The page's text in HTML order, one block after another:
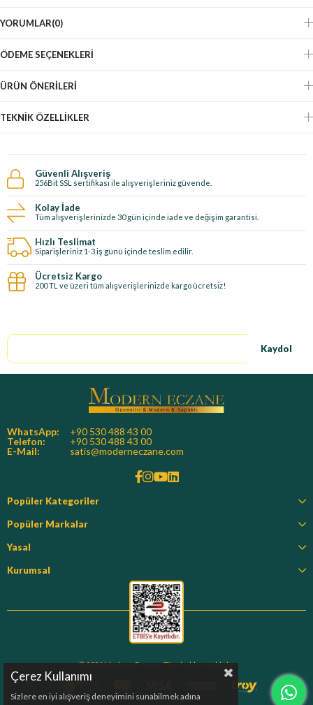
YORUMLAR(0)
ÖDEME SEÇENEKLERI
ÜRÜN ÖNERILERI
TEKNIK ÖZELLIKLER
Güvenli Alışveriş
256Bit SSL sertifikası ile alışverişleriniz güvende.
Kolay İade
Tüm alışverişlerinizde 30 gün içinde iade ve değişim garantisi.
Hızlı Teslimat
Siparişleriniz 1-3 iş günü içinde teslim edilir.
Ücretsiz Kargo
200 TL ve üzeri tüm alışverişlerinizde kargo ücretsiz!
Kaydol
WhatsApp:
+90 530 488 43 00
Telefon:
+90 530 488 43 00
E-Mail:
satis@moderneczane.com
Popüler Kategoriler
Popüler Markalar
Yasal
Kurumsal
© 2024 Modern Eczane. Tüm hakları saklıdır.
Çerez Kullanımı
Sizlere en iyi alışveriş deneyimini sunabilmek adına